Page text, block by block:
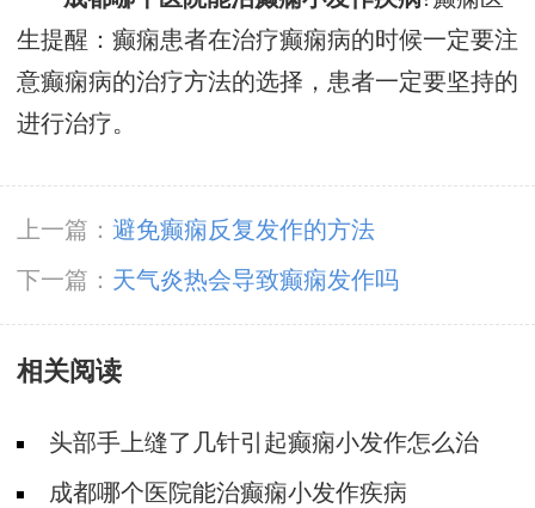
生提醒：癫痫患者在治疗癫痫病的时候一定要注
意癫痫病的治疗方法的选择，患者一定要坚持的
进行治疗。
上一篇： 避免癫痫反复发作的方法
下一篇： 天气炎热会导致癫痫发作吗
相关阅读
头部手上缝了几针引起癫痫小发作怎么治
成都哪个医院能治癫痫小发作疾病